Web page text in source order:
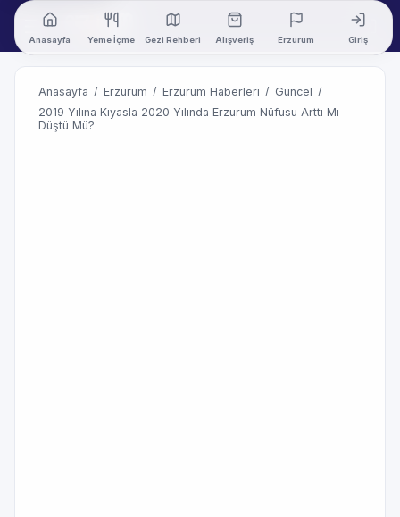
Anasayfa Yeme İçme Gezi Rehberi Alışveriş Erzurum Giriş
Anasayfa / Erzurum / Erzurum Haberleri / Güncel /
2019 Yılına Kıyasla 2020 Yılında Erzurum Nüfusu Arttı Mı
Düştü Mü?